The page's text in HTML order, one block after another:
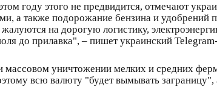
году этого не предвидится, отмечают
а также подорожание бензина и удобрений
на дорогую логистику,
до прилавка", – пишет украинский
массовом уничтожении мелких и средних
всю валюту "будет вымывать